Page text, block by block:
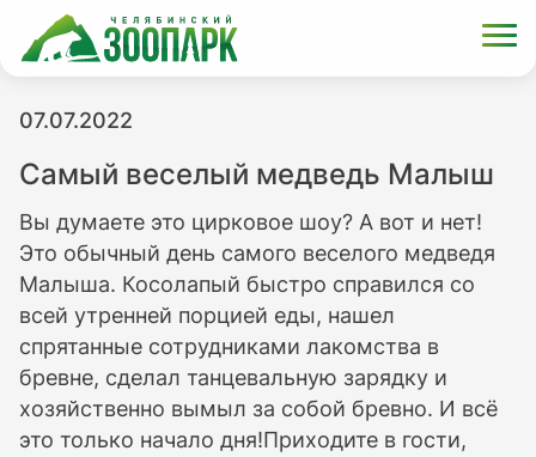
07.07.2022
Самый веселый медведь Малыш
Вы думаете это цирковое шоу? А вот и нет!
Это обычный день самого веселого медведя
Малыша. Косолапый быстро справился со
всей утренней порцией еды, нашел
спрятанные сотрудниками лакомства в
бревне, сделал танцевальную зарядку и
хозяйственно вымыл за собой бревно. И всё
это только начало дня!Приходите в гости,